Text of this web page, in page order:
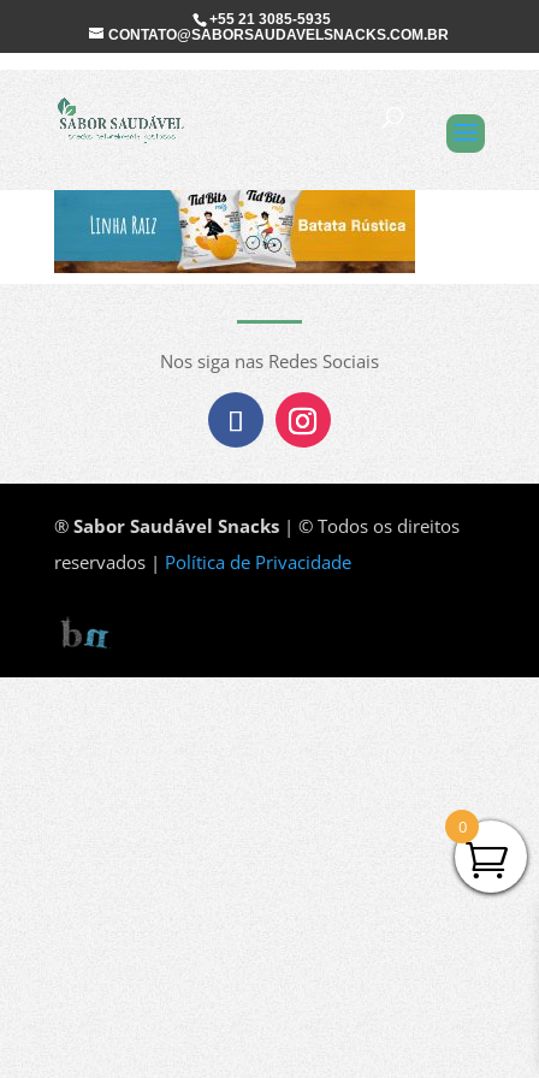
+55 21 3085-5935
CONTATO@SABORSAUDAVELSNACKS.COM.BR
Sabor Saudável
Nos siga nas Redes Sociais
® Sabor Saudável Snacks | © Todos os direitos
reservados | Política de Privacidade
0